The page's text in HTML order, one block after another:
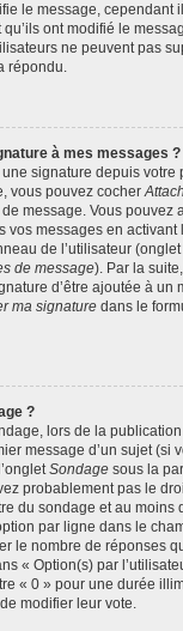
le message, cependant
ont modifié le
ne peuvent pas
répondu.
à mes messages ?
signature depuis votre
vous pouvez cocher
message. Vous pouvez
vos messages en activant
de l’utilisateur (onglet
de message). Par la
d’être ajoutée à un
ma signature dans le
?
lors de la
message d’un sujet (si
Sondage sous la
probablement pas le
du sondage et au moins
par ligne dans le
le nombre de réponses
« Option(s) par
« 0 » pour une durée
modifier leur vote.